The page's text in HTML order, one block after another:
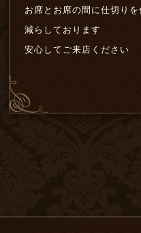
お席とお席の間に仕切り
減らしております
安心してご来店ください